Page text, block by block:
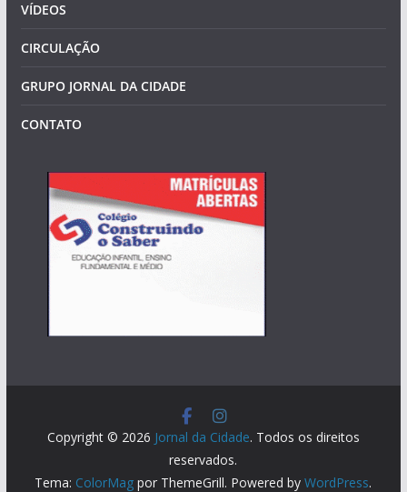
VÍDEOS
CIRCULAÇÃO
GRUPO JORNAL DA CIDADE
CONTATO
Copyright © 2026 Jornal da Cidade. Todos os direitos
reservados.
Tema: ColorMag por ThemeGrill. Powered byWordPress.